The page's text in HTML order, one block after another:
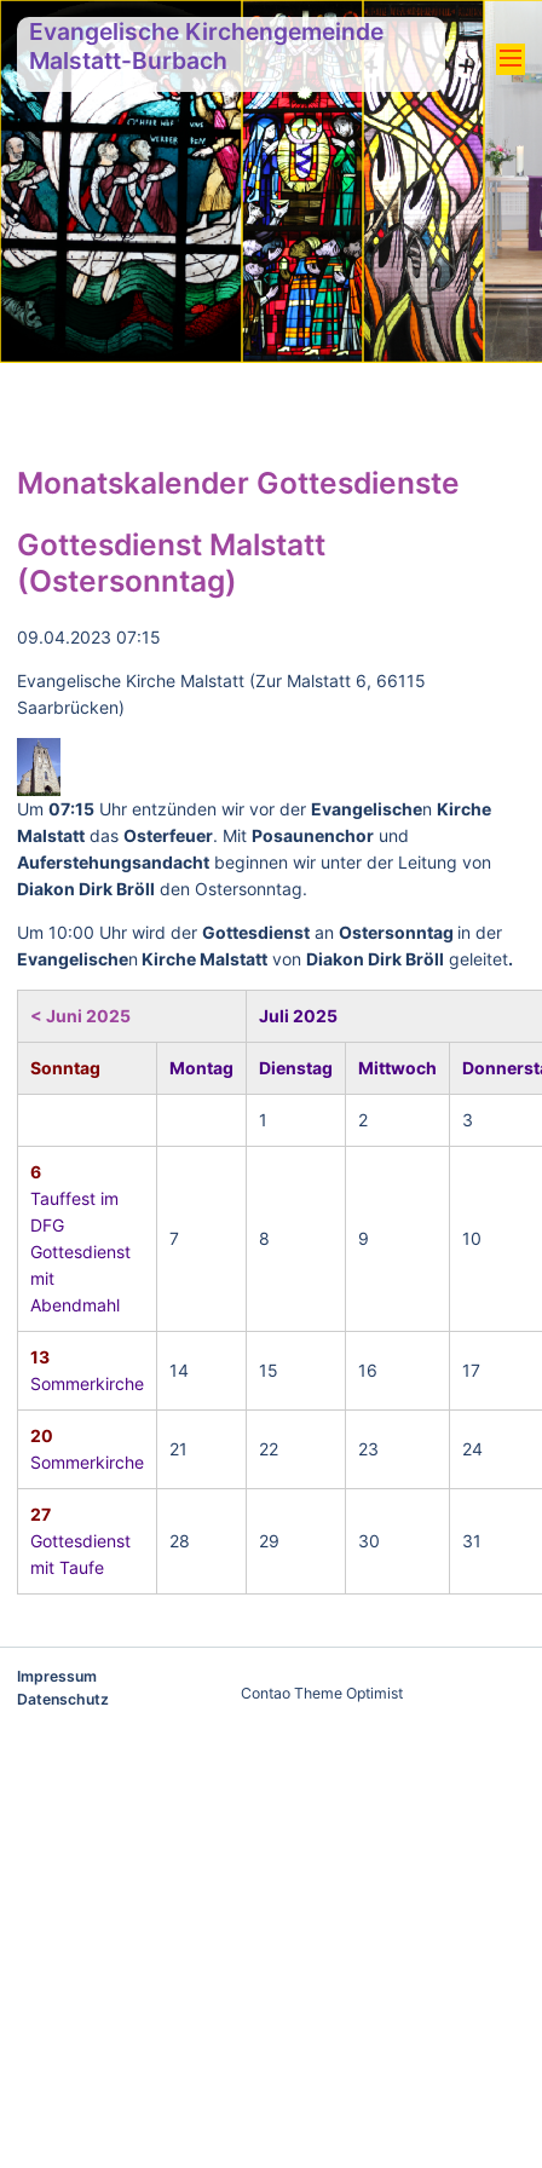
Evangelische Kirchengemeinde
Malstatt-Burbach
Monatskalender Gottesdienste
Gottesdienst Malstatt
(Ostersonntag)
09.04.2023 07:15
Evangelische Kirche Malstatt (Zur Malstatt 6, 66115
Saarbrücken)
Um 07:15 Uhr entzünden wir vor der Evangelischen Kirche
Malstatt das Osterfeuer. Mit Posaunenchor und
Auferstehungsandacht beginnen wir unter der Leitung von
Diakon Dirk Bröll den Ostersonntag.
Um 10:00 Uhr wird der Gottesdienst an Ostersonntag in der
EvangelischenKirche Malstatt von Diakon Dirk Bröll geleitet.
< Juni 2025 Juli 2025
Sonntag Montag Dienstag Mittwoch
1 2 3
6
Tauffest im
DFG
Gottesdienst
mit
Abendmahl
7 8 9 10
13
Sommerkirche
14 15 16 17
20
Sommerkirche
21 22 23 24
27
Gottesdienst
mit Taufe
28 29 30 31
Impressum
Datenschutz
Contao Theme Optimist